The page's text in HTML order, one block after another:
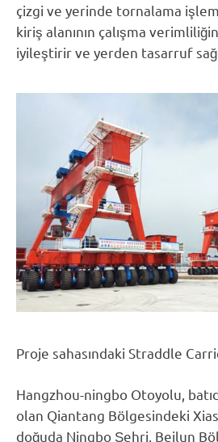
çizgi ve yerinde tornalama
kiriş alanının çalışma
iyileştirir ve yerden tasarruf
Proje sahasındaki Straddle
Hangzhou-ningbo Otoyolu,
olan Qiantang Bölgesindeki
doğuda Ningbo Şehri, Beilun